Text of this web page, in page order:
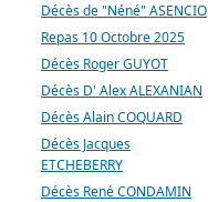
Décès de "Néné" ASENCIO
Repas 10 Octobre 2025
Décès Roger GUYOT
Décès D' Alex ALEXANIAN
Décès Alain COQUARD
Décès Jacques
ETCHEBERRY
Décès René CONDAMIN